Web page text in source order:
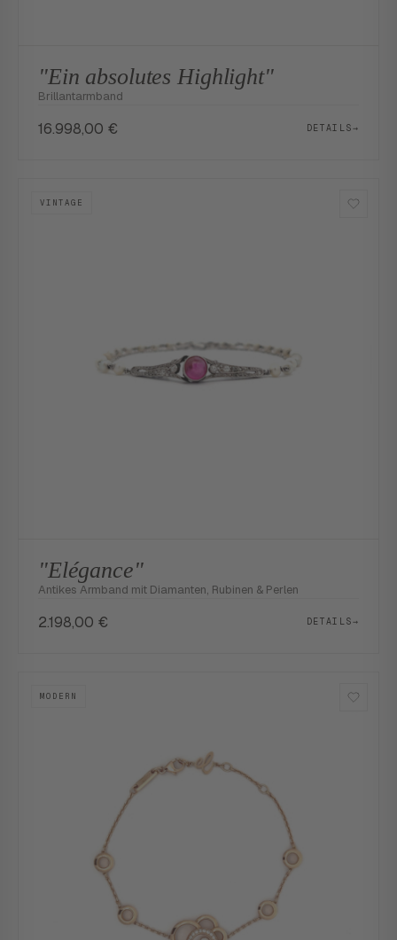
"Ein absolutes Highlight"
Brillantarmband
16.998,00 € DETAILS→
VINTAGE
"Elégance"
Antikes Armband mit Diamanten, Rubinen & Perlen
2.198,00 € DETAILS→
MODERN